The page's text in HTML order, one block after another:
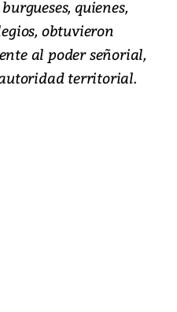
quienes,
obtuvieron
al poder señorial,
territorial.